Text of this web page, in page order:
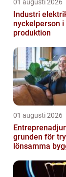
01 augusti 2026
Industri
nyckelperson
produktion
01 augusti 2026
grunden för
lönsamma